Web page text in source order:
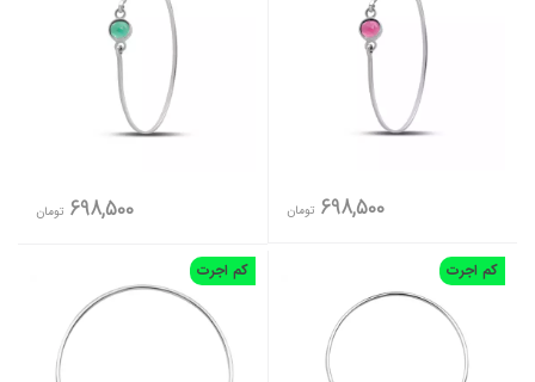
698,500 تومان 698,500 تومان
کم اجرت کم اجرت